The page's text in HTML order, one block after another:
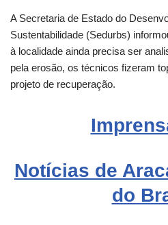
A Secretaria de Estado do
Sustentabilidade (Sedurbs)
à localidade ainda precisa ser
pela erosão, os técnicos fizeram
projeto de recuperação.
Notícias de
do